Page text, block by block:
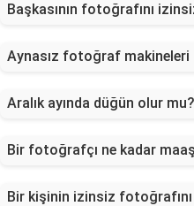
Başkasının fotoğrafını
Aynasız fotoğraf makineleri
Aralık ayında düğün olur mu?
Bir fotoğrafçı ne kadar
Bir kişinin izinsiz